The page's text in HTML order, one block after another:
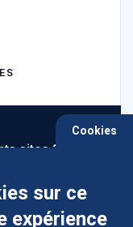
sites ?
Cookies
sur ce
expérience